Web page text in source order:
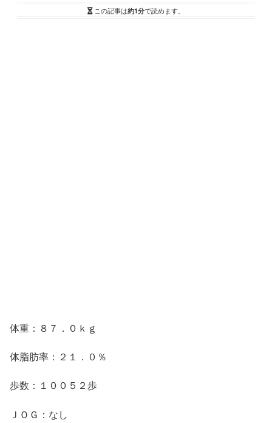
この記事は約1分で読めます。
体重：８７．０ｋｇ
体脂肪率：２１．０％
歩数：１００５２歩
ＪＯＧ：なし